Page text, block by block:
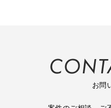
お問